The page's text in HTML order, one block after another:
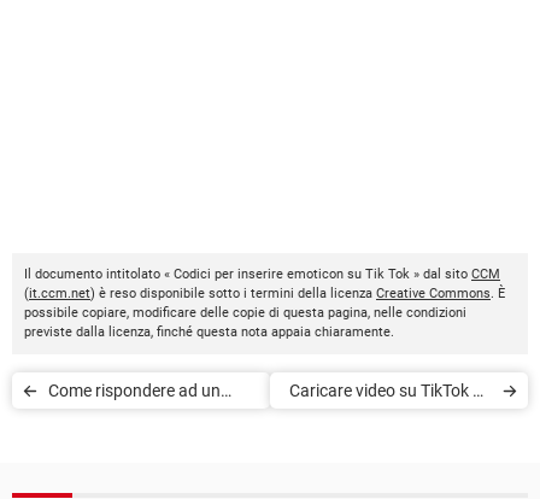
Il documento intitolato « Codici per inserire emoticon su Tik Tok » dal sito CCM
(it.ccm.net) è reso disponibile sotto i termini della licenza Creative Commons. È
possibile copiare, modificare delle copie di questa pagina, nelle condizioni
previste dalla licenza, finché questa nota appaia chiaramente.
Come rispondere ad un
Caricare video su TikTok da